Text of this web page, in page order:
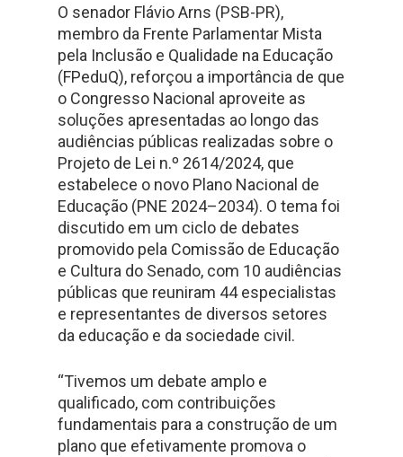
O senador Flávio Arns (PSB-PR),
membro da Frente Parlamentar Mista
pela Inclusão e Qualidade na Educação
(FPeduQ), reforçou a importância de que
o Congresso Nacional aproveite as
soluções apresentadas ao longo das
audiências públicas realizadas sobre o
Projeto de Lei n.º 2614/2024, que
estabelece o novo Plano Nacional de
Educação (PNE 2024–2034). O tema foi
discutido em um ciclo de debates
promovido pela Comissão de Educação
e Cultura do Senado, com 10 audiências
públicas que reuniram 44 especialistas
e representantes de diversos setores
da educação e da sociedade civil.
“Tivemos um debate amplo e
qualificado, com contribuições
fundamentais para a construção de um
plano que efetivamente promova o